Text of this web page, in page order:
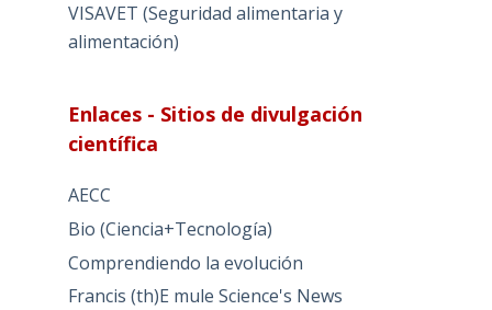
VISAVET (Seguridad alimentaria y
alimentación)
Enlaces - Sitios de divulgación
científica
AECC
Bio (Ciencia+Tecnología)
Comprendiendo la evolución
Francis (th)E mule Science's News